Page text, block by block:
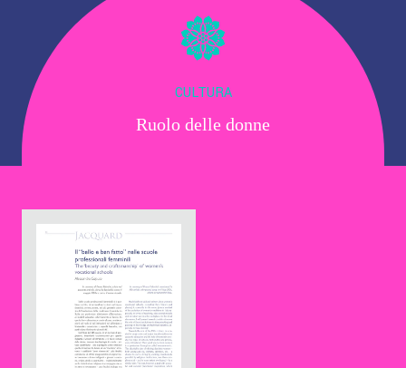
Produzione
Didattica
Cultura
Contatti
CULTURA
Ruolo delle donne